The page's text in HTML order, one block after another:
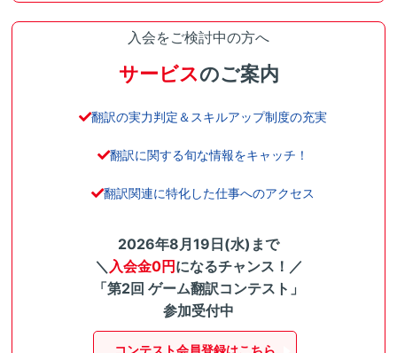
入会をご検討中の方へ
サービスのご案内
翻訳の実力判定＆スキルアップ制度の充実
翻訳に関する旬な情報をキャッチ！
翻訳関連に特化した仕事へのアクセス
2026年8月19日(水)まで
＼ 入会金0円になるチャンス！／
「第2回 ゲーム翻訳コンテスト」
参加受付中
コンテスト会員登録はこちら